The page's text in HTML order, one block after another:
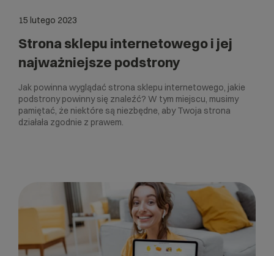
15 lutego 2023
Strona sklepu internetowego i jej
najważniejsze podstrony
Jak powinna wyglądać strona sklepu internetowego, jakie
podstrony powinny się znaleźć? W tym miejscu, musimy
pamiętać, że niektóre są niezbędne, aby Twoja strona
działała zgodnie z prawem.